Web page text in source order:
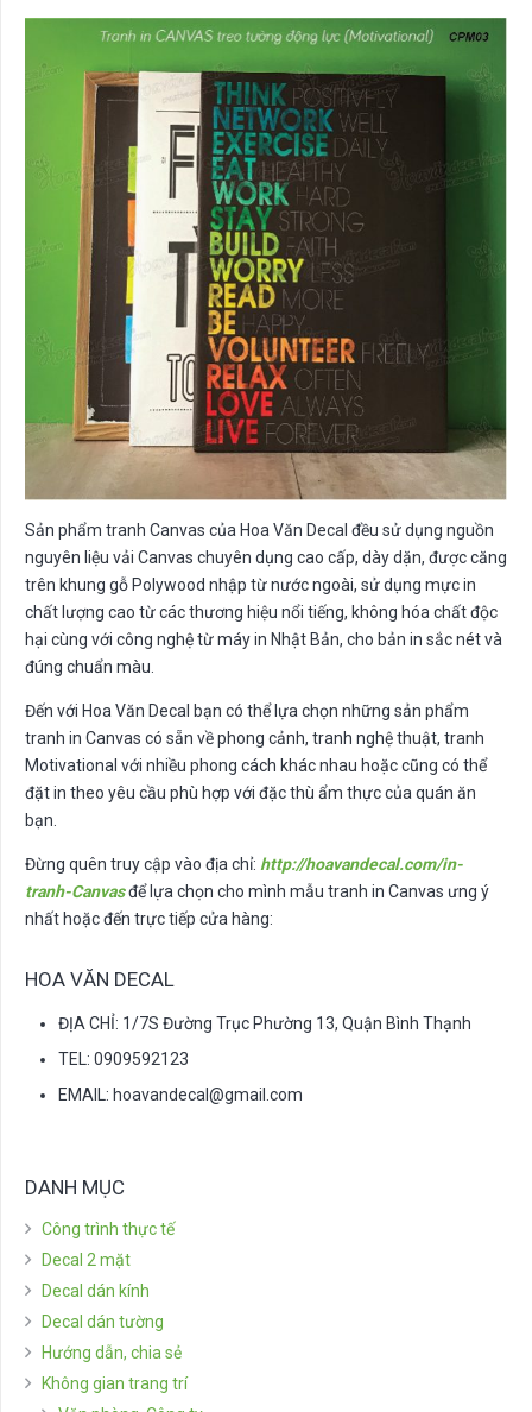
Sản phẩm tranh Canvas của Hoa Văn Decal đều sử dụng nguồn
nguyên liệu vải Canvas chuyên dụng cao cấp, dày dặn, được căng
trên khung gỗ Polywood nhập từ nước ngoài, sử dụng mực in
chất lượng cao từ các thương hiệu nổi tiếng, không hóa chất độc
hại cùng với công nghệ từ máy in Nhật Bản, cho bản in sắc nét và
đúng chuẩn màu.
Đến với Hoa Văn Decal bạn có thể lựa chọn những sản phẩm
tranh in Canvas có sẵn về phong cảnh, tranh nghệ thuật, tranh
Motivational với nhiều phong cách khác nhau hoặc cũng có thể
đặt in theo yêu cầu phù hợp với đặc thù ẩm thực của quán ăn
bạn.
Đừng quên truy cập vào địa chỉ: http://hoavandecal.com/in-
tranh-Canvasđể lựa chọn cho mình mẫu tranh in Canvas ưng ý
nhất hoặc đến trực tiếp cửa hàng:
HOA VĂN DECAL
ĐỊA CHỈ: 1/7S Đường Trục Phường 13, Quận Bình Thạnh
TEL: 0909592123
EMAIL: hoavandecal@gmail.com
DANH MỤC
Công trình thực tế
Decal 2 mặt
Decal dán kính
Decal dán tường
Hướng dẫn, chia sẻ
Không gian trang trí